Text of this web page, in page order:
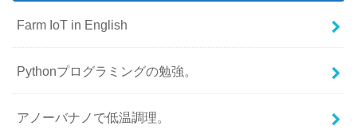
Farm IoT in English
Pythonプログラミングの勉強。
アノーバナノで低温調理。